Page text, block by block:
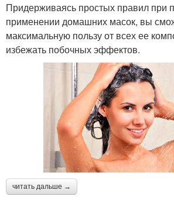
Придерживаясь простых правил при
применении домашних масок, вы
максимальную пользу от всех ее
избежать побочных эффектов.
читать дальше →